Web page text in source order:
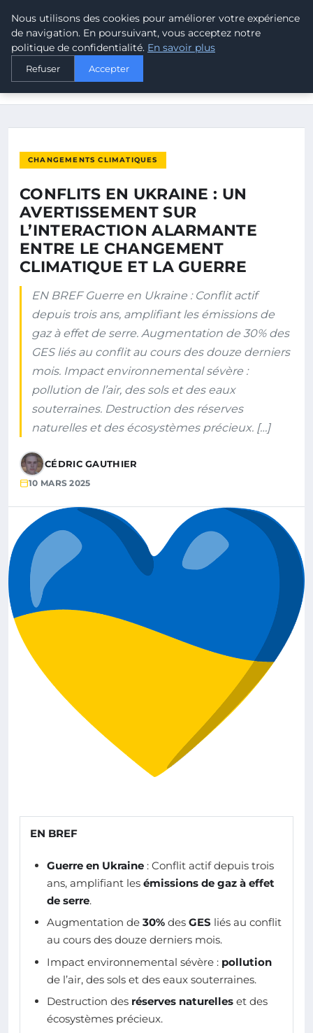
MALTA CLIMATE
ACCUEIL
CONFLITS EN UKRAINE : UN AVERTISSEMENT SUR
CHANGEMENTS CLIMATIQUES
CONFLITS EN UKRAINE : UN
AVERTISSEMENT SUR
L’INTERACTION ALARMANTE
ENTRE LE CHANGEMENT
CLIMATIQUE ET LA GUERRE
EN BREF Guerre en Ukraine : Conflit actif
depuis trois ans, amplifiant les émissions de
gaz à effet de serre. Augmentation de 30% des
GES liés au conflit au cours des douze derniers
mois. Impact environnemental sévère :
pollution de l’air, des sols et des eaux
souterraines. Destruction des réserves
naturelles et des écosystèmes précieux. […]
CÉDRIC GAUTHIER
10 MARS 2025
EN BREF
Guerre en Ukraine : Conflit actif depuis trois
ans, amplifiant les émissions de gaz à effet
de serre.
Augmentation de 30% des GES liés au conflit
au cours des douze derniers mois.
Impact environnemental sévère : pollution
de l’air, des sols et des eaux souterraines.
Destruction des réserves naturelles et des
écosystèmes précieux.
Nous utilisons des cookies pour améliorer votre expérience
de navigation. En poursuivant, vous acceptez notre
politique de confidentialité. En savoir plus
Refuser Accepter